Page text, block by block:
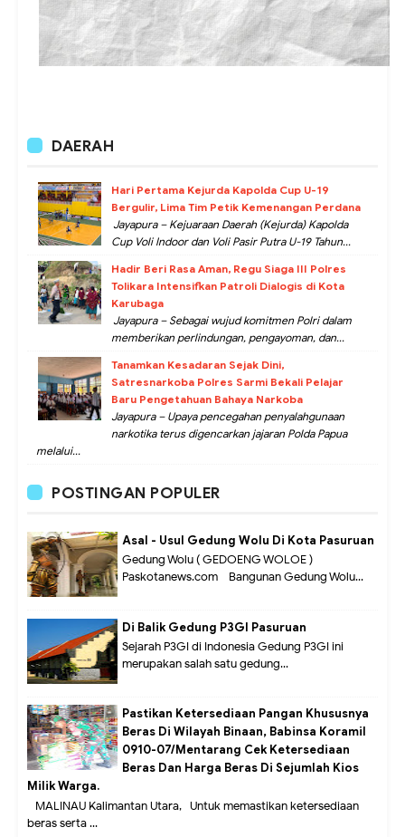
DAERAH
Hari Pertama Kejurda Kapolda Cup U-19
Bergulir, Lima Tim Petik Kemenangan Perdana
Jayapura – Kejuaraan Daerah (Kejurda) Kapolda
Cup Voli Indoor dan Voli Pasir Putra U-19 Tahun...
Hadir Beri Rasa Aman, Regu Siaga III Polres
Tolikara Intensifkan Patroli Dialogis di Kota
Karubaga
Jayapura – Sebagai wujud komitmen Polri dalam
memberikan perlindungan, pengayoman, dan...
Tanamkan Kesadaran Sejak Dini,
Satresnarkoba Polres Sarmi Bekali Pelajar
Baru Pengetahuan Bahaya Narkoba
Jayapura – Upaya pencegahan penyalahgunaan
narkotika terus digencarkan jajaran Polda Papua
melalui...
POSTINGAN POPULER
Asal - Usul Gedung Wolu Di Kota Pasuruan
Gedung Wolu ( GEDOENG WOLOE )
Paskotanews.com - Bangunan Gedung Wolu...
Di Balik Gedung P3GI Pasuruan
Sejarah P3GI di Indonesia Gedung P3GI ini
merupakan salah satu gedung...
Pastikan Ketersediaan Pangan Khususnya
Beras Di Wilayah Binaan, Babinsa Koramil
0910-07/Mentarang Cek Ketersediaan
Beras Dan Harga Beras Di Sejumlah Kios
Milik Warga.
MALINAU Kalimantan Utara,- Untuk memastikan ketersediaan
beras serta ...